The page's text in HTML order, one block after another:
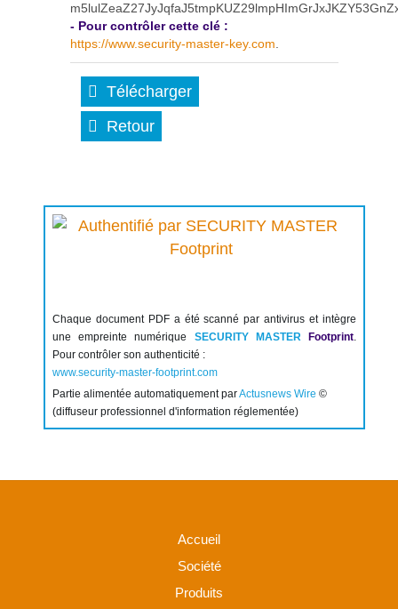
- Pour contrôler cette clé :
https://www.security-master-key.com
Télécharger
Retour
Chaque document PDF a été scanné par antivirus et intègre
une empreinte numérique SECURITY MASTER Footprint
Pour contrôler son authenticité :
www.security-master-footprint.com
Partie alimentée automatiquement parActusnews Wire ©
(diffuseur professionnel d'information réglementée)
Accueil
Société
Produits